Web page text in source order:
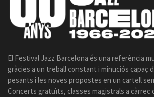
El Festival Jazz Barcelona és una referència
gràcies a un treball constant i minuciós capaç
pesants i les noves propostes en un cartell
Concerts gratuïts, classes magistrals a càrrec